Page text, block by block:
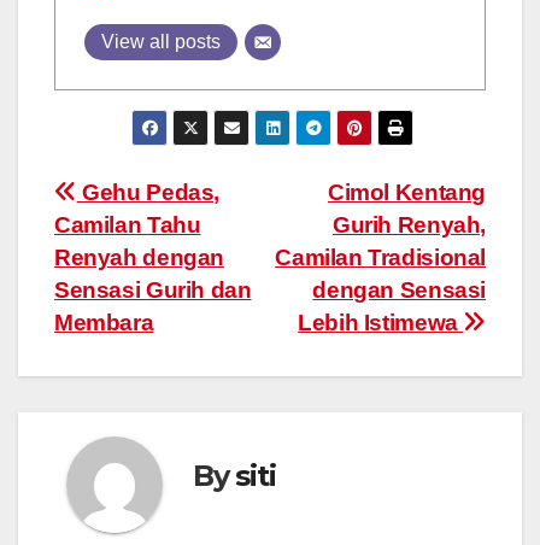
View all posts
Post
navigation
Cimol Kentang
Gurih Renyah,
Camilan Tradisional
dengan Sensasi
Lebih Istimewa
Gehu Pedas,
Camilan Tahu
Renyah dengan
Sensasi Gurih dan
Membara
Bysiti